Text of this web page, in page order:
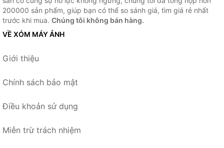
200000 sản phẩm, giúp bạn có thể so sánh giá, tìm giá rẻ nhất
trước khi mua. Chúng tôi không bán hàng.
VỀ XÓM MÁY ẢNH
Giới thiệu
Chính sách bảo mật
Điều khoản sử dụng
Miễn trừ trách nhiệm